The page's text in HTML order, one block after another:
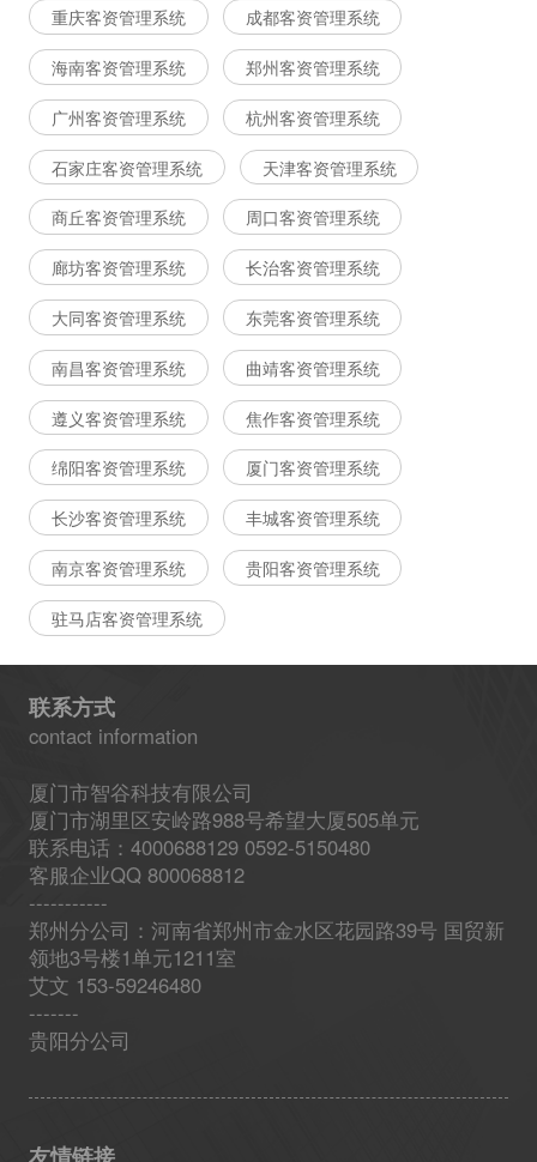
重庆客资管理系统 成都客资管理系统
海南客资管理系统 郑州客资管理系统
广州客资管理系统 杭州客资管理系统
石家庄客资管理系统 天津客资管理系统
商丘客资管理系统 周口客资管理系统
廊坊客资管理系统 长治客资管理系统
大同客资管理系统 东莞客资管理系统
南昌客资管理系统 曲靖客资管理系统
遵义客资管理系统 焦作客资管理系统
绵阳客资管理系统 厦门客资管理系统
长沙客资管理系统 丰城客资管理系统
南京客资管理系统 贵阳客资管理系统
驻马店客资管理系统
联系方式
contact information
厦门市智谷科技有限公司
厦门市湖里区安岭路988号希望大厦505单元
联系电话：4000688129 0592-5150480
客服企业QQ 800068812
-----------
郑州分公司：河南省郑州市金水区花园路39号 国贸新
领地3号楼1单元1211室
艾文 153-59246480
-------
贵阳分公司